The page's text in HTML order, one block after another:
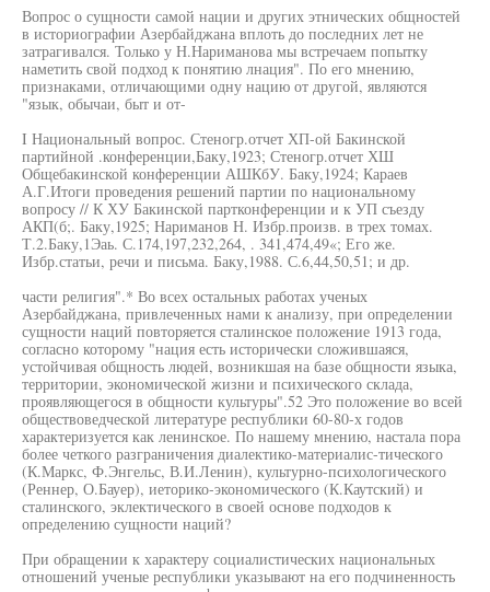
Вопрос о сущности самой нации и других этнических общностей
в историографии Азербайджана вплоть до последних лет не
затрагивался. Только у Н.Нариманова мы встречаем попытку
наметить свой подход к понятию лнация". По его мнению,
признаками, отличающими одну нацию от другой, являются
"язык, обычаи, быт и от-
I Национальный вопрос. Стеногр.отчет ХП-ой Бакинской
партийной .конференции,Баку,1923; Стеногр.отчет ХШ
Общебакинской конференции АШКбУ. Баку,1924; Караев
А.Г.Итоги проведения решений партии по национальному
вопросу // К ХУ Бакинской партконференции и к УП съезду
АКП(б;. Баку,1925; Нариманов Н. Избр.произв. в трех томах.
Т.2.Баку,1Эаь. С.174,197,232,264, . 341,474,49«; Его же.
Избр.статьи, речи и письма. Баку,1988. С.6,44,50,51; и др.
части религия".* Во всех остальных работах ученых
Азербайджана, привлеченных нами к анализу, при определении
сущности наций повторяется сталинское положение 1913 года,
согласно которому "нация есть исторически сложившаяся,
устойчивая общность людей, возникшая на базе общности языка,
территории, экономической жизни и психического склада,
проявляющегося в общности культуры".52 Это положение во всей
обществоведческой литературе республики 60-80-х годов
характеризуется как ленинское. По нашему мнению, настала пора
более четкого разграничения диалектико-материалис-тического
(К.Маркс, Ф.Энгельс, В.И.Ленин), культурно-психологического
(Реннер, О.Бауер), иеторико-экономического (К.Каутский) и
сталинского, эклектического в своей основе подходов к
определению сущности наций?
При обращении к характеру социалистических национальных
отношений ученые республики указывают на его подчиненность